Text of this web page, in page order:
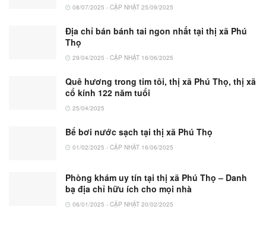
08/07/2025 - CẬP NHẬT 25/09/2025
Địa chỉ bán bánh tai ngon nhất tại thị xã Phú
Thọ
29/04/2025 - CẬP NHẬT 16/06/2025
Quê hương trong tim tôi, thị xã Phú Thọ, thị xã
cổ kính 122 năm tuổi
25/04/2025
Bể bơi nước sạch tại thị xã Phú Thọ
01/02/2025 - CẬP NHẬT 16/06/2025
Phòng khám uy tín tại thị xã Phú Thọ – Danh
bạ địa chỉ hữu ích cho mọi nhà
06/01/2025 - CẬP NHẬT 20/02/2025